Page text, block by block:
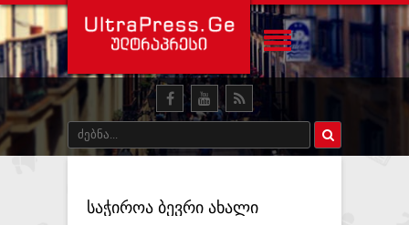
საჭიროა ბევრი ახალი